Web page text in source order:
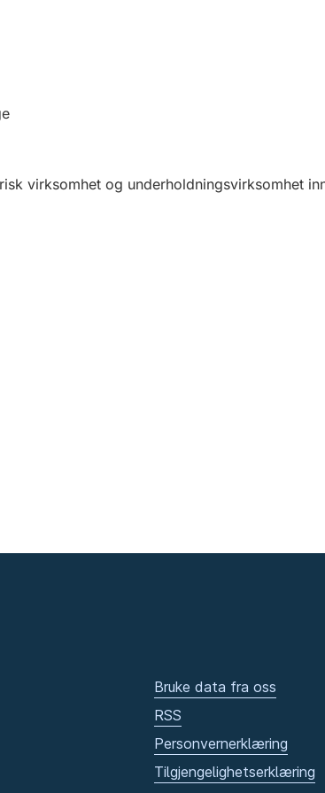
virksomhet og underholdningsvirksomhet
Bruke data fra oss
RSS
Personvernerklæring
Tilgjengelighetserklæring